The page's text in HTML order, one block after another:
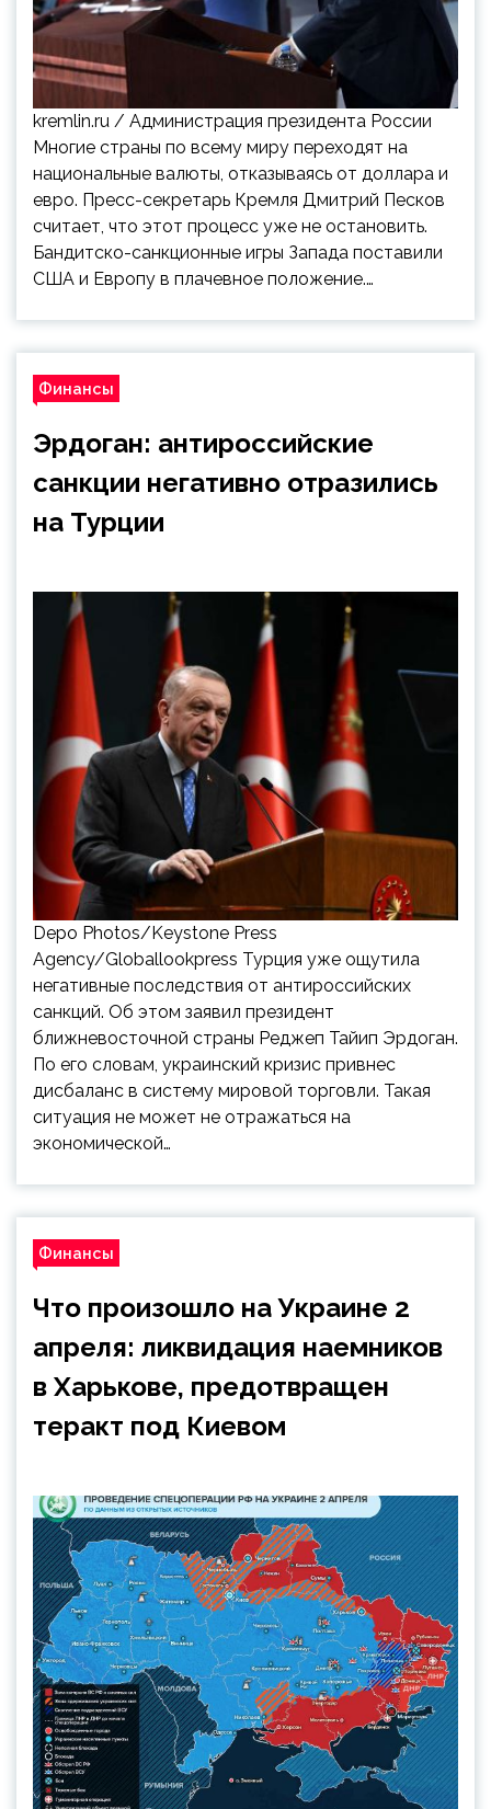
kremlin.ru / Администрация президента России
Многие страны по всему миру переходят на
национальные валюты, отказываясь от доллара и
евро. Пресс-секретарь Кремля Дмитрий Песков
считает, что этот процесс уже не остановить.
Бандитско-санкционные игры Запада поставили
США и Европу в плачевное положение.…
Финансы
Эрдоган: антироссийские
санкции негативно отразились
на Турции
Depo Photos/Keystone Press
Agency/Globallookpress Турция уже ощутила
негативные последствия от антироссийских
санкций. Об этом заявил президент
ближневосточной страны Реджеп Тайип Эрдоган.
По его словам, украинский кризис привнес
дисбаланс в систему мировой торговли. Такая
ситуация не может не отражаться на
экономической…
Финансы
Что произошло на Украине 2
апреля: ликвидация наемников
в Харькове, предотвращен
теракт под Киевом